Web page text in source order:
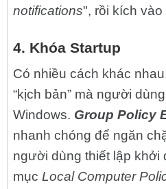
notifications", rồi kích vào
4. Khóa Startup
Có nhiều cách khác
“kịch bản” mà người
Windows. Group Policy
nhanh chóng để ngăn
người dùng thiết lập khởi
mục Local Computer